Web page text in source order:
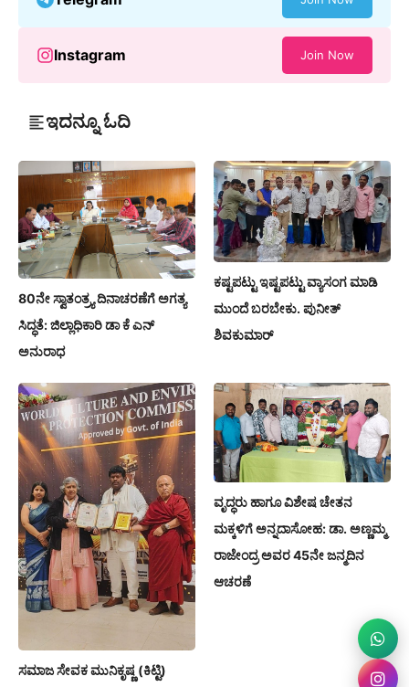
Instagram Join Now
ಇದನ್ನೂ ಓದಿ
80ನೇ ಸ್ವಾತಂತ್ರ್ಯ ದಿನಾಚರಣೆಗೆ ಅಗತ್ಯ
ಸಿದ್ಧತೆ: ಜಿಲ್ಲಾಧಿಕಾರಿ ಡಾ ಕೆ ಎನ್
ಅನುರಾಧ
ಕಷ್ಟಪಟ್ಟು ಇಷ್ಟಪಟ್ಟು ವ್ಯಾಸಂಗ ಮಾಡಿ
ಮುಂದೆ ಬರಬೇಕು. ಪುನೀತ್
ಶಿವಕುಮಾರ್
ಸಮಾಜ ಸೇವಕ ಮುನಿಕೃಷ್ಣ (ಕಿಟ್ಟಿ)
ವೃದ್ಧರು ಹಾಗೂ ವಿಶೇಷ ಚೇತನ
ಮಕ್ಕಳಿಗೆ ಅನ್ನದಾಸೋಹ: ಡಾ. ಅಣ್ಣಮ್ಮ
ರಾಜೇಂದ್ರ ಅವರ 45ನೇ ಜನ್ಮದಿನ
ಆಚರಣೆ